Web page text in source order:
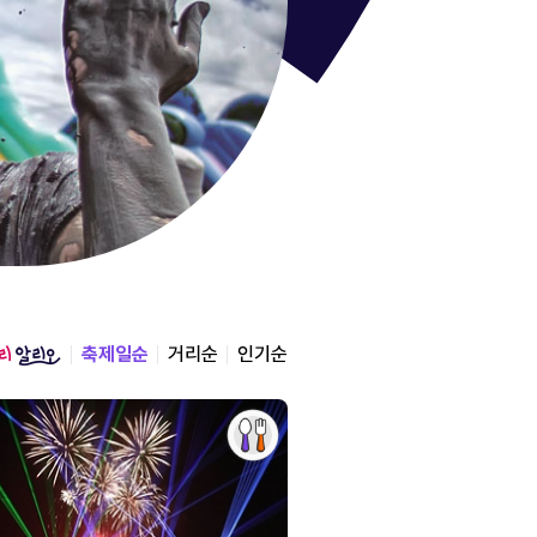
통영한
축제일순 거리순 인기순